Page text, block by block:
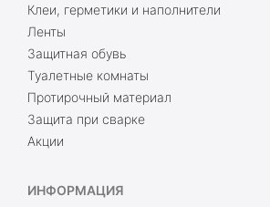
Клеи, герметики и наполнители
Ленты
Защитная обувь
Туалетные комнаты
Протирочный материал
Защита при сварке
Акции
ИНФОРМАЦИЯ